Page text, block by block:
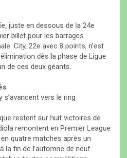
juste en dessous de la 24e
billet pour les barrages
City, 22e avec 8 points, n’est
dès la phase de Ligue
de ces deux géants.
s’avancent vers le ring
restent sur huit victoires de
remontent en Premier League
quatre matches après un
la fin de l’automne de neuf